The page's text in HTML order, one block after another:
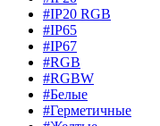
#IP20 RGB
#IP65
#IP67
#RGB
#RGBW
#Белые
#Герметичные